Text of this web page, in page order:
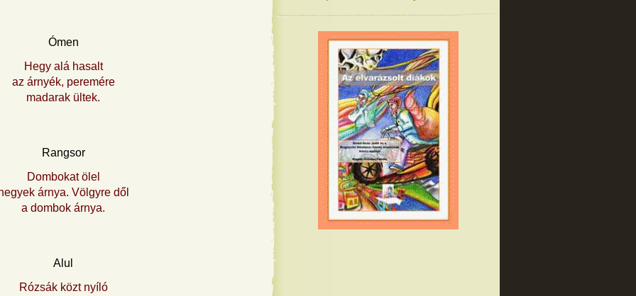
Ómen
Hegy alá hasalt
az árnyék, peremére
madarak ültek.
Rangsor
Dombokat ölel
árnya. Völgyre dől
a dombok árnya.
Alul
Rózsák közt nyíló